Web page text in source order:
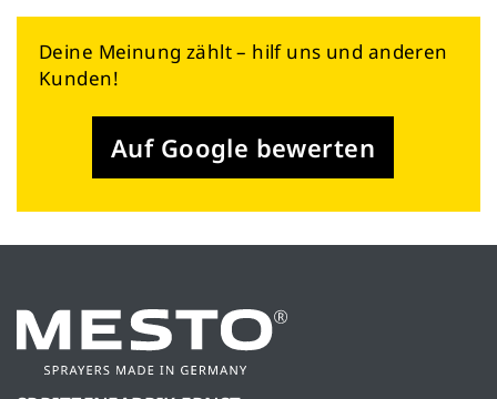
Deine Meinung zählt – hilf uns und anderen
Kunden!
Auf Google bewerten